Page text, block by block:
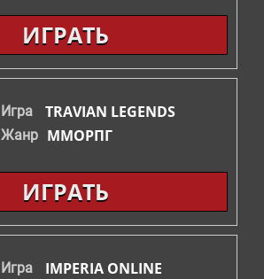
ИГРАТЬ
Игра TRAVIAN LEGENDS
Жанр ММОРПГ
ИГРАТЬ
Игра IMPERIA ONLINE